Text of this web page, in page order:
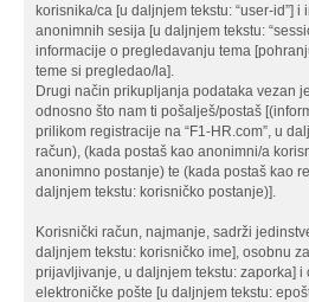
korisnika/ca [u daljnjem tekstu: “user-id”]
anonimnih sesija [u daljnjem tekstu:
informacije o pregledavanju tema
teme si pregledao/la].
Drugi način prikupljanja podataka vezan
odnosno što nam ti pošalješ/postaš
prilikom registracije na “F1-HR.com”, u
račun), (kada postaš kao anonimni/a
anonimno postanje) te (kada postaš kao
daljnjem tekstu: korisničko postanje)].
Korisnički račun, najmanje, sadrži
daljnjem tekstu: korisničko ime], osobnu
prijavljivanje, u daljnjem tekstu: zaporka] i
elektroničke pošte [u daljnjem tekstu: